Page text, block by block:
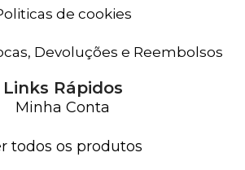
de cookies
Devoluções e Reembolsos
Links Rápidos
Minha Conta
todos os produtos